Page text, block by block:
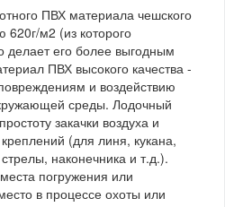
ПВХ материала чешского
620г/м2 (из которого
делает его более выгодным
ПВХ высокого качества -
и воздействию
среды. Лодочный
закачки воздуха и
(для линя, кукана,
наконечника и т.д.).
погружения или
в процессе охоты или